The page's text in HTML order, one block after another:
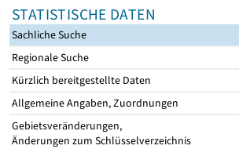
STATISTISCHE DATEN
Sachliche Suche
Regionale Suche
Kürzlich bereitgestellte Daten
Allgemeine Angaben, Zuordnungen
Gebietsveränderungen,
Änderungen zum Schlüsselverzeichnis